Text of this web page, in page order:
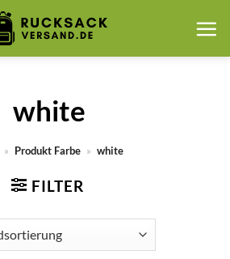
white
» Produkt Farbe » white
FILTER